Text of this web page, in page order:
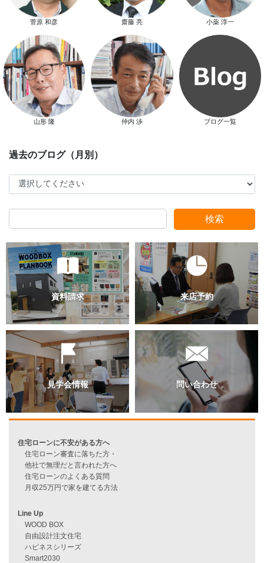
新春特別キャンペーン
スタッフ別ブログ
菅原 和彦 齋藤 亮 小薬 淳一
山形 隆 仲内 渉 ブログ一覧
過去のブログ（月別）
検索